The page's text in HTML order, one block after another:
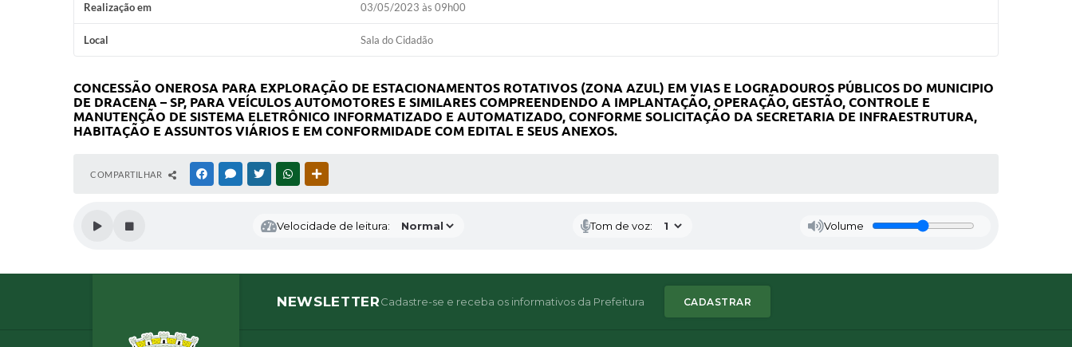
Realização em 03/05/2023 às 09h00
Local Sala do Cidadão
CONCESSÃO ONEROSA PARA EXPLORAÇÃO DE ESTACIONAMENTOS ROTATIVOS (ZONA AZUL) EM VIAS E LOGRADOUROS PÚBLICOS DO MUNICIPIO
DE DRACENA – SP, PARA VEÍCULOS AUTOMOTORES E SIMILARES COMPREENDENDO A IMPLANTAÇÃO, OPERAÇÃO, GESTÃO, CONTROLE E
MANUTENÇÃO DE SISTEMA ELETRÔNICO INFORMATIZADO E AUTOMATIZADO, CONFORME SOLICITAÇÃO DA SECRETARIA DE INFRAESTRUTURA,
HABITAÇÃO E ASSUNTOS VIÁRIOS E EM CONFORMIDADE COM EDITAL E SEUS ANEXOS.
COMPARTILHAR FACEBOOKMESSENGER
TWITTERWHATSAPP
Velocidade de leitura: Tom de voz: Volume
NEWSLETTERCadastre-se e receba os informativos da Prefeitura CADASTRAR